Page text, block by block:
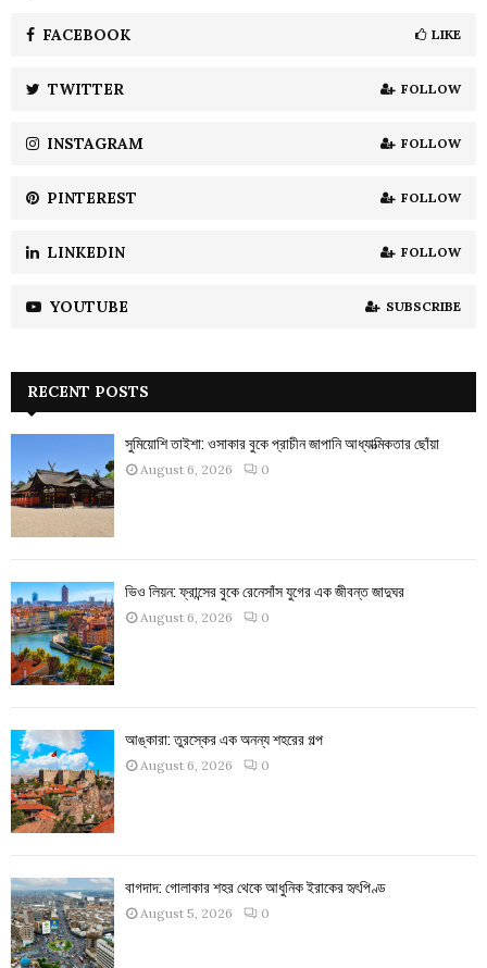
H
FACEBOOK LIKE
TWITTER FOLLOW
INSTAGRAM FOLLOW
PINTEREST FOLLOW
LINKEDIN FOLLOW
YOUTUBE SUBSCRIBE
RECENT POSTS
সুমিয়োশি তাইশা: ওসাকার বুকে প্রাচীন জাপানি আধ্যাত্মিকতার ছোঁয়া
August 6, 2026 0
ভিও লিয়ন: ফ্রান্সের বুকে রেনেসাঁস যুগের এক জীবন্ত জাদুঘর
August 6, 2026 0
আঙ্কারা: তুরস্কের এক অনন্য শহরের গল্প
August 6, 2026 0
বাগদাদ: গোলাকার শহর থেকে আধুনিক ইরাকের হৃৎপিণ্ড
August 5, 2026 0